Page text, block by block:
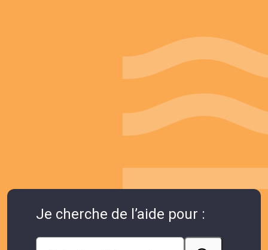
Je cherche de l’aide pour :